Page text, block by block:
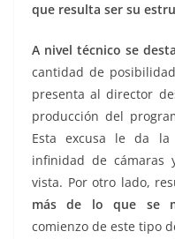
que resulta ser su
A nivel técnico se
cantidad de
presenta al director
producción del
Esta excusa le da
infinidad de cámaras
vista. Por otro lado,
más de lo que se
comienzo de este tipo